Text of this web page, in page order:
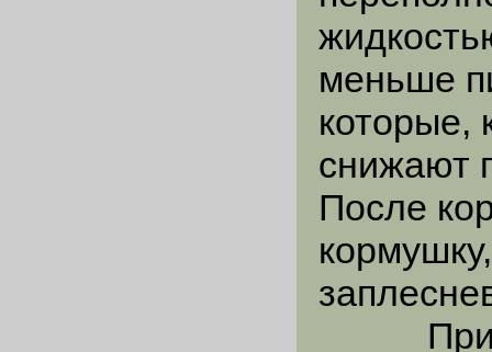
меньше
которые,
снижают
После
При